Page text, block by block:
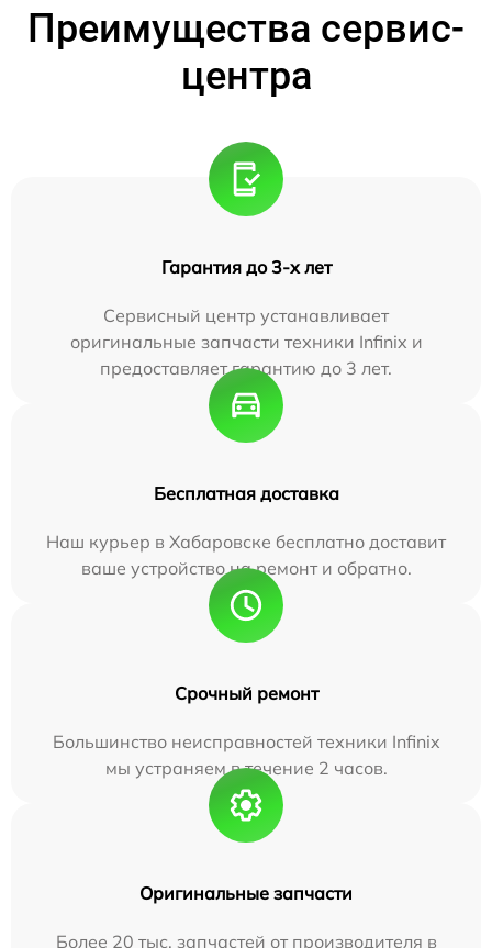
Преимущества сервис-
центра
Гарантия до 3-х лет
Сервисный центр устанавливает
оригинальные запчасти техники Infinix и
предоставляет гарантию до 3 лет.
Бесплатная доставка
Наш курьер в Хабаровске бесплатно доставит
ваше устройство на ремонт и обратно.
Срочный ремонт
Большинство неисправностей техники Infinix
мы устраняем в течение 2 часов.
Оригинальные запчасти
Более 20 тыс. запчастей от производителя в